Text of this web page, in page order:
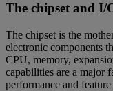
The chipset and I/
The chipset is the
electronic components
CPU, memory,
capabilities are a major
performance and feature